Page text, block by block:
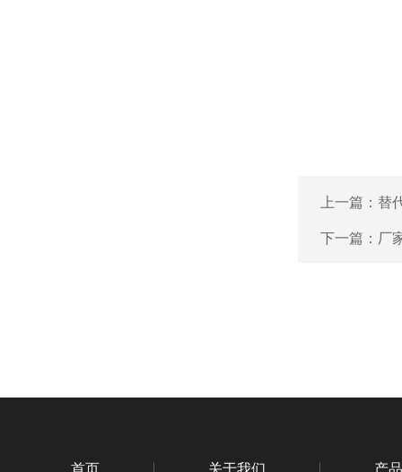
上一篇： 替
下一篇： 厂
首页 关于我们 产